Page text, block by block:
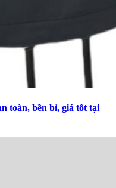
toàn, bền bỉ, giá tốt tại